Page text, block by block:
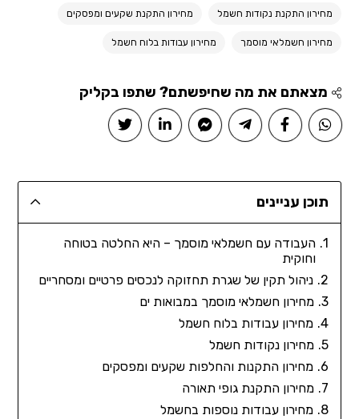
מחירון התקנת נקודות חשמל מחירון התקנת שקעים ומפסקים
מחירון חשמלאי מוסמך מחירון עבודות בלוח חשמל
מצאתם את מה שחיפשתם? שתפו בקליק
תוכן עניינים
העבודה עם חשמלאי מוסמך – היא החלטה בטוחה
וחוקית
ניהול תקין של שגרת תחזוקה לנכסים פרטיים ומסחריים
מחירון חשמלאי מוסמך במבואות ים
מחירון עבודות בלוח חשמל
מחירון נקודות חשמל
מחירון התקנות והחלפות שקעים ומפסקים
מחירון התקנת גופי תאורה
מחירון עבודות נוספות בחשמל